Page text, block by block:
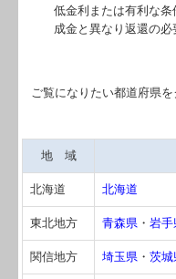
関連リンク
補助金・助成金・融
関与先向け融資商
経営者お役立ち情報
低金利または有利な
成金と異なり返還の必
ご覧になりたい都道府県を
地 域
北海道 北海道
東北地方 青森県 ・岩手
関信地方 埼玉県 ・茨城